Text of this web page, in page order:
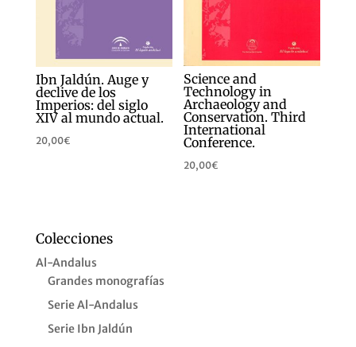
Ibn Jaldún. Auge y
declive de los
Imperios: del siglo
XIV al mundo actual.
20,00€
Science and
Technology in
Archaeology and
Conservation. Third
International
Conference.
20,00€
Colecciones
Al-Andalus
Grandes monografías
Serie Al-Andalus
Serie Ibn Jaldún